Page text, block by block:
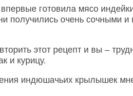
впервые готовила мясо
получились очень сочными и
этот рецепт и вы –
и курицу.
индюшачьих крылышек